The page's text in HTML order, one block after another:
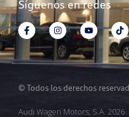
Síguenos en redes
© Todos los derechos
Audi Wagen Motors, S.A. 2026